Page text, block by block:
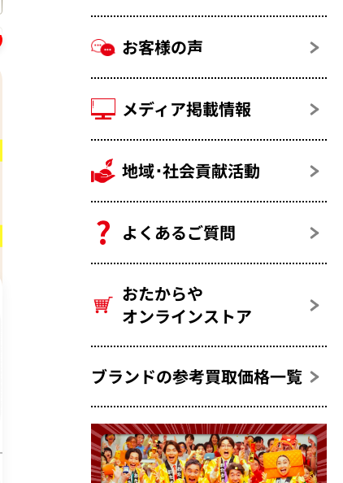
お客様の声
メディア掲載情報
地域･社会貢献活動
よくあるご質問
おたからや
オンラインストア
ブランドの参考買取価格一覧